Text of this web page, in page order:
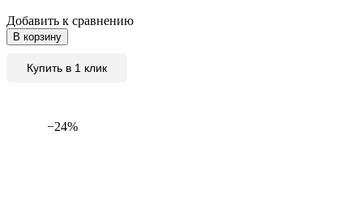
Добавить к сравнению
В корзину
Купить в 1 клик
−24%